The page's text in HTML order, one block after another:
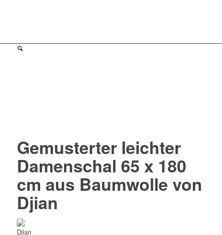
Gemusterter leichter
Damenschal 65 x 180
cm aus Baumwolle von
Djian